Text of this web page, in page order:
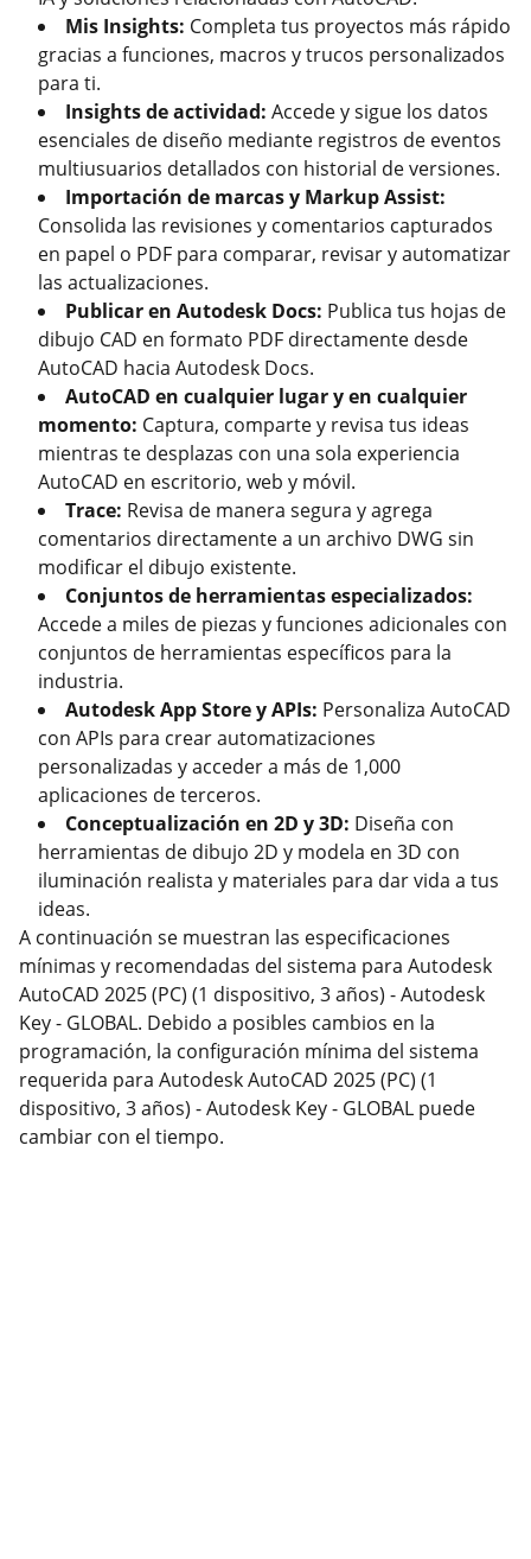
Mis Insights: Completa tus proyectos más rápido
gracias a funciones, macros y trucos personalizados
para ti.
Insights de actividad: Accede y sigue los datos
esenciales de diseño mediante registros de eventos
multiusuarios detallados con historial de versiones.
Importación de marcas y Markup Assist:
Consolida las revisiones y comentarios capturados
en papel o PDF para comparar, revisar y automatizar
las actualizaciones.
Publicar en Autodesk Docs: Publica tus hojas de
dibujo CAD en formato PDF directamente desde
AutoCAD hacia Autodesk Docs.
AutoCAD en cualquier lugar y en cualquier
momento: Captura, comparte y revisa tus ideas
mientras te desplazas con una sola experiencia
AutoCAD en escritorio, web y móvil.
Trace: Revisa de manera segura y agrega
comentarios directamente a un archivo DWG sin
modificar el dibujo existente.
Conjuntos de herramientas especializados:
Accede a miles de piezas y funciones adicionales con
conjuntos de herramientas específicos para la
industria.
Autodesk App Store y APIs: Personaliza AutoCAD
con APIs para crear automatizaciones
personalizadas y acceder a más de 1,000
aplicaciones de terceros.
Conceptualización en 2D y 3D: Diseña con
herramientas de dibujo 2D y modela en 3D con
iluminación realista y materiales para dar vida a tus
ideas.
A continuación se muestran las especificaciones
mínimas y recomendadas del sistema para Autodesk
AutoCAD 2025 (PC) (1 dispositivo, 3 años) - Autodesk
Key - GLOBAL. Debido a posibles cambios en la
programación, la configuración mínima del sistema
requerida para Autodesk AutoCAD 2025 (PC) (1
dispositivo, 3 años) - Autodesk Key - GLOBAL puede
cambiar con el tiempo.